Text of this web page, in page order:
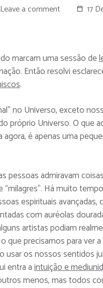
Leave a comment 17
marcam uma sessão de
Então resolvi
.
no Universo, exceto
próprio Universo. O que
agora, é apenas uma
pessoas admiravam
“milagres”. Há muito
espirituais avançadas,
com auréolas
artistas podiam
que precisamos para ver
usar os nossos sentidos
entra aintuição e
menos, mas todos